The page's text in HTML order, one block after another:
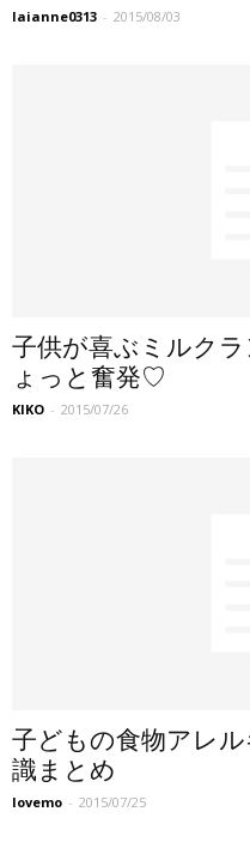
laianne0313 - 2015/08/03
子供が喜ぶミルク
ょっと奮発♡
KIKO - 2015/07/26
子どもの食物アレ
識まとめ
lovemo - 2015/07/25